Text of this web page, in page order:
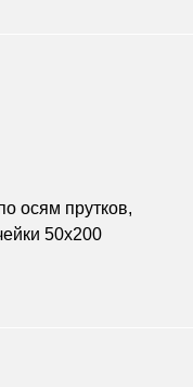
осям прутков,
50х200